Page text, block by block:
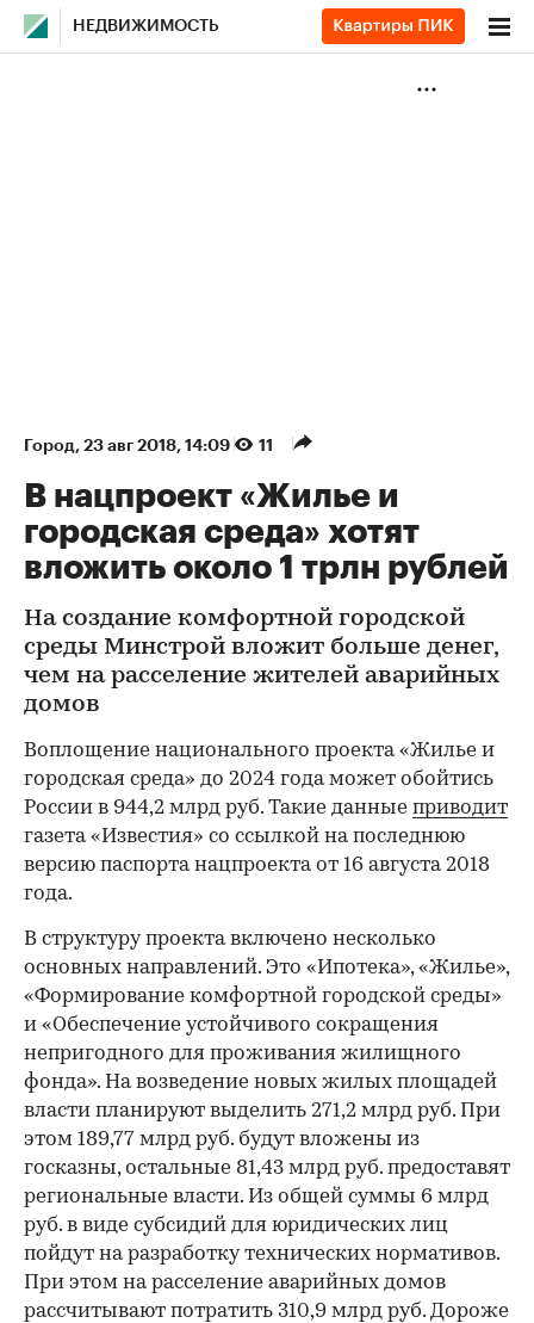
НЕДВИЖИМОСТЬ
Город⁠, 23 авг 2018, 14:09 11
В нацпроект «Жилье и
городская среда» хотят
вложить около 1 трлн рублей
На создание комфортной городской
среды Минстрой вложит больше денег,
чем на расселение жителей аварийных
домов
Воплощение национального проекта «Жилье и
городская среда» до 2024 года может обойтись
России в 944,2 млрд руб. Такие данные приводит
газета «Известия» со ссылкой на последнюю
версию паспорта нацпроекта от 16 августа 2018
года.
В структуру проекта включено несколько
основных направлений. Это «Ипотека», «Жилье»,
«Формирование комфортной городской среды»
и «Обеспечение устойчивого сокращения
непригодного для проживания жилищного
фонда». На возведение новых жилых площадей
власти планируют выделить 271,2 млрд руб. При
этом 189,77 млрд руб. будут вложены из
госказны, остальные 81,43 млрд руб. предоставят
региональные власти. Из общей суммы 6 млрд
руб. в виде субсидий для юридических лиц
пойдут на разработку технических нормативов.
При этом на расселение аварийных домов
рассчитывают потратить 310,9 млрд руб. Дороже